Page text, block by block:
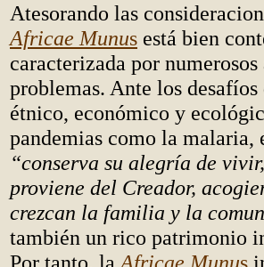
Atesorando las
Africae Munus está bien
caracterizada por
problemas. Ante los
étnico, económico y
pandemias como la
“conserva su alegría de
proviene del Creador,
crezcan la familia y la
también un rico patrimonio
Por tanto, la Africae Munus